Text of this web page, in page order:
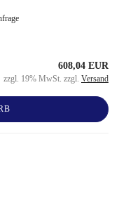
608,04 EUR
zzgl. 19% MwSt. zzgl. Versand